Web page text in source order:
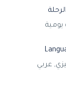
يومية
عربي